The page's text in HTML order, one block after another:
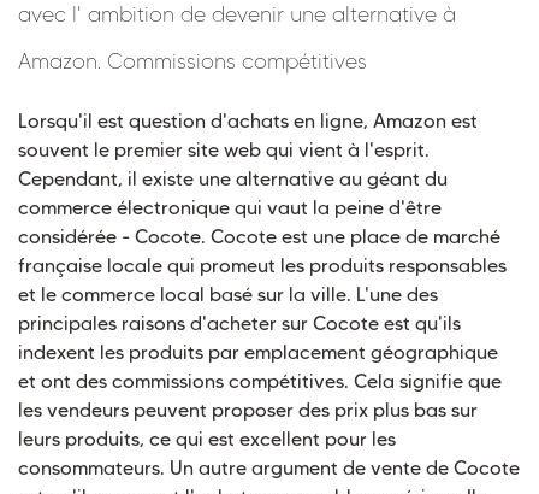
avec l' ambition de devenir une alternative à
Amazon. Commissions compétitives
Lorsqu'il est question d'achats en ligne, Amazon est
souvent le premier site web qui vient à l'esprit.
Cependant, il existe une alternative au géant du
commerce électronique qui vaut la peine d'être
considérée - Cocote. Cocote est une place de marché
française locale qui promeut les produits responsables
et le commerce local basé sur la ville. L'une des
principales raisons d'acheter sur Cocote est qu'ils
indexent les produits par emplacement géographique
et ont des commissions compétitives. Cela signifie que
les vendeurs peuvent proposer des prix plus bas sur
leurs produits, ce qui est excellent pour les
consommateurs. Un autre argument de vente de Cocote